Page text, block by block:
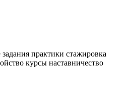
практики стажировка
курсы наставничество